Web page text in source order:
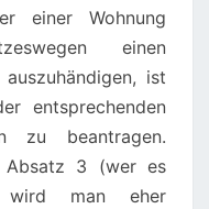
einer Wohnung
einen
ist
entsprechenden
zu beantragen.
Absatz 3 (wer es
wird man eher